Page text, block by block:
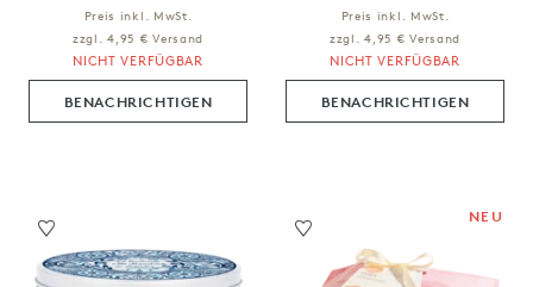
Preis inkl. MwSt.
zzgl. 4,95 € Versand
NICHT VERFÜGBAR
BENACHRICHTIGEN
Preis inkl. MwSt.
zzgl. 4,95 € Versand
NICHT VERFÜGBAR
BENACHRICHTIGEN
NEU